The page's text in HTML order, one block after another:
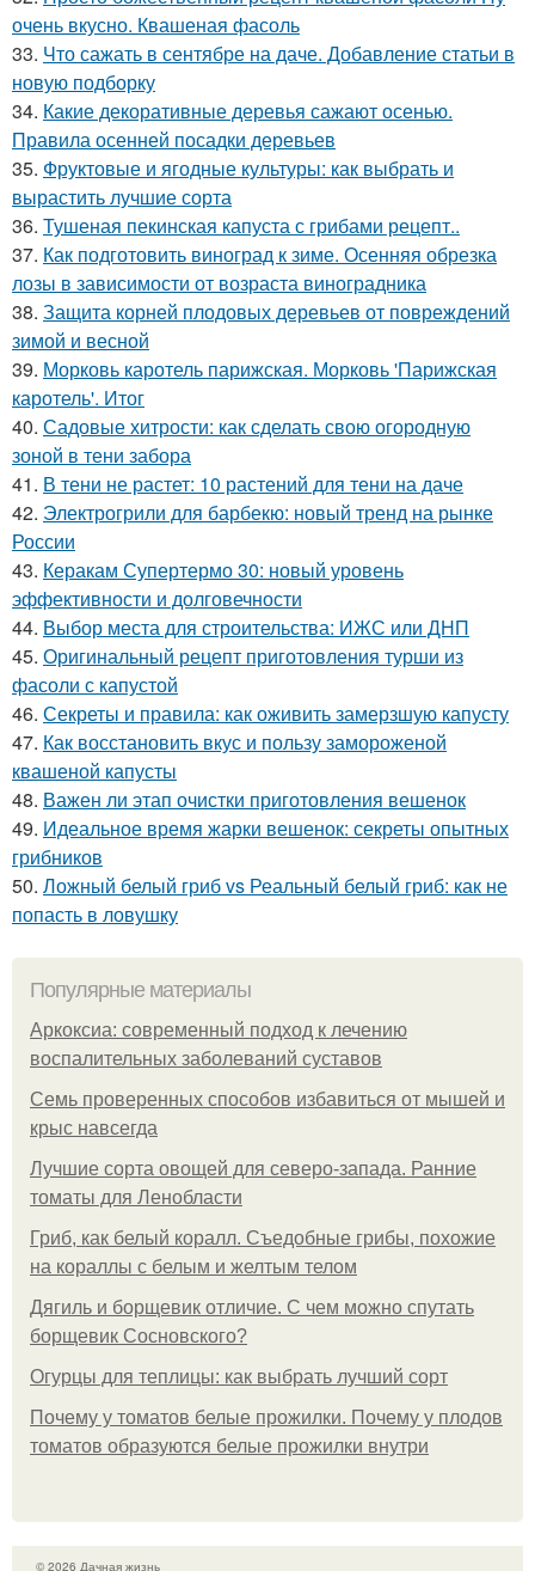
очень вкусно. Квашеная фасоль
33. Что сажать в сентябре на даче. Добавление статьи в
новую подборку
34. Какие декоративные деревья сажают осенью.
Правила осенней посадки деревьев
35. Фруктовые и ягодные культуры: как выбрать и
вырастить лучшие сорта
36. Тушеная пекинская капуста с грибами рецепт..
37. Как подготовить виноград к зиме. Осенняя обрезка
лозы в зависимости от возраста виноградника
38. Защита корней плодовых деревьев от повреждений
зимой и весной
39. Морковь каротель парижская. Морковь 'Парижская
каротель'. Итог
40. Садовые хитрости: как сделать свою огородную
зоной в тени забора
41. В тени не растет: 10 растений для тени на даче
42. Электрогрили для барбекю: новый тренд на рынке
России
43. Керакам Супертермо 30: новый уровень
эффективности и долговечности
44. Выбор места для строительства: ИЖС или ДНП
45. Оригинальный рецепт приготовления турши из
фасоли с капустой
46. Секреты и правила: как оживить замерзшую капусту
47. Как восстановить вкус и пользу замороженой
квашеной капусты
48. Важен ли этап очистки приготовления вешенок
49. Идеальное время жарки вешенок: секреты опытных
грибников
50. Ложный белый гриб vs Реальный белый гриб: как не
попасть в ловушку
Популярные материалы
Аркоксиа: современный подход к лечению
воспалительных заболеваний суставов
Семь проверенных способов избавиться от мышей и
крыс навсегда
Лучшие сорта овощей для северо-запада. Ранние
томаты для Ленобласти
Гриб, как белый коралл. Съедобные грибы, похожие
на кораллы с белым и желтым телом
Дягиль и борщевик отличие. С чем можно спутать
борщевик Сосновского?
Огурцы для теплицы: как выбрать лучший сорт
Почему у томатов белые прожилки. Почему у плодов
томатов образуются белые прожилки внутри
© 2026 Дачная жизнь